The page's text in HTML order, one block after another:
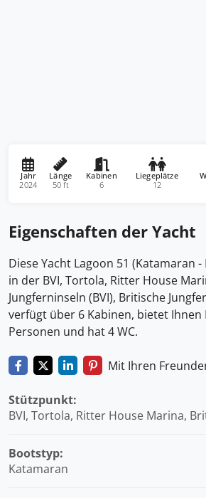
Jahr
2024
Länge
50 ft
Kabinen
6
Liegeplätze
12
Eigenschaften der Yacht
Diese Yacht Lagoon 51 (Katamaran
in der BVI, Tortola, Ritter House
Jungferninseln (BVI), Britische
verfügt über 6 Kabinen, bietet Ihnen
Personen und hat 4 WC.
Mit Ihren
Stützpunkt:
BVI, Tortola, Ritter House Marina,
Bootstyp:
Katamaran